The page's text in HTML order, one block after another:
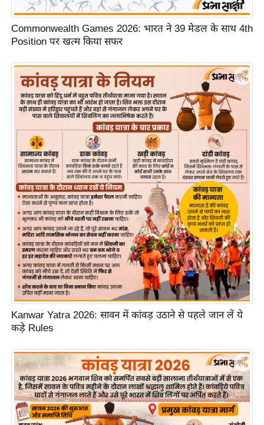
मि
सा
ल
श
ख्सि
त
यं
ग
इं
डि
या
सा
हि
त्य
ज
ग
त
ऑ
टो
र्ल्ड
न्यू
ज
ब्री
फ
Commonwealth Games 2026: भारत ने 39 मेडल के साथ 4th
Position पर खत्म किया सफर
Kanwar Yatra 2026: सावन में कांवड़ उठाने से पहले जान लें ये
कड़े Rules